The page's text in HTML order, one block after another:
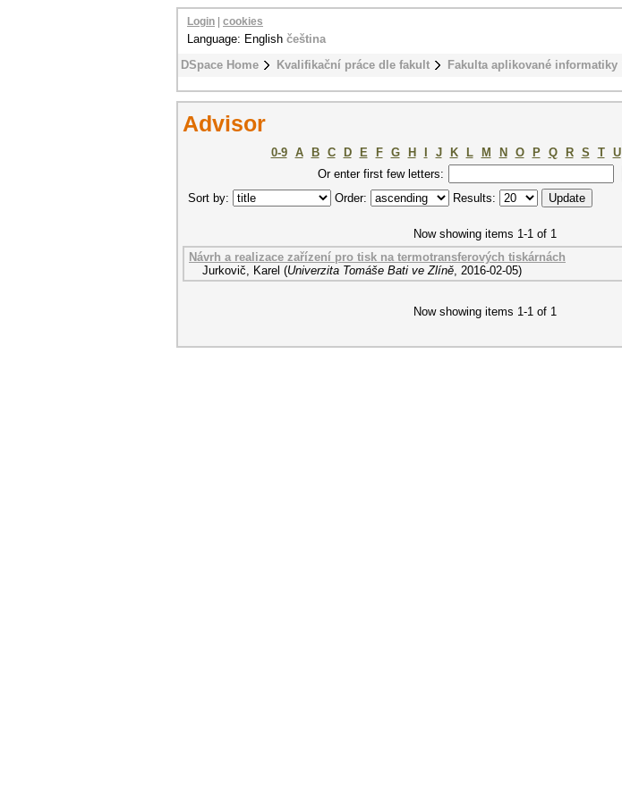
DSpace Home Kvalifikační práce dle fakult Fakulta aplikované informatiky
Login cookies
Language: English čeština
Advisor
0-9 A B C D E F G H J K L M N O P Q R S T U
Or enter first few letters:
Sort by:
Order: Results:
Now showing items 1-1 of 1
Návrh a realizace zařízení pro tisk na termotransferových tiskárnách
Jurkovič, Karel (Univerzita Tomáše Bati ve Zlíně, 2016-02-05)
Now showing items 1-1 of 1